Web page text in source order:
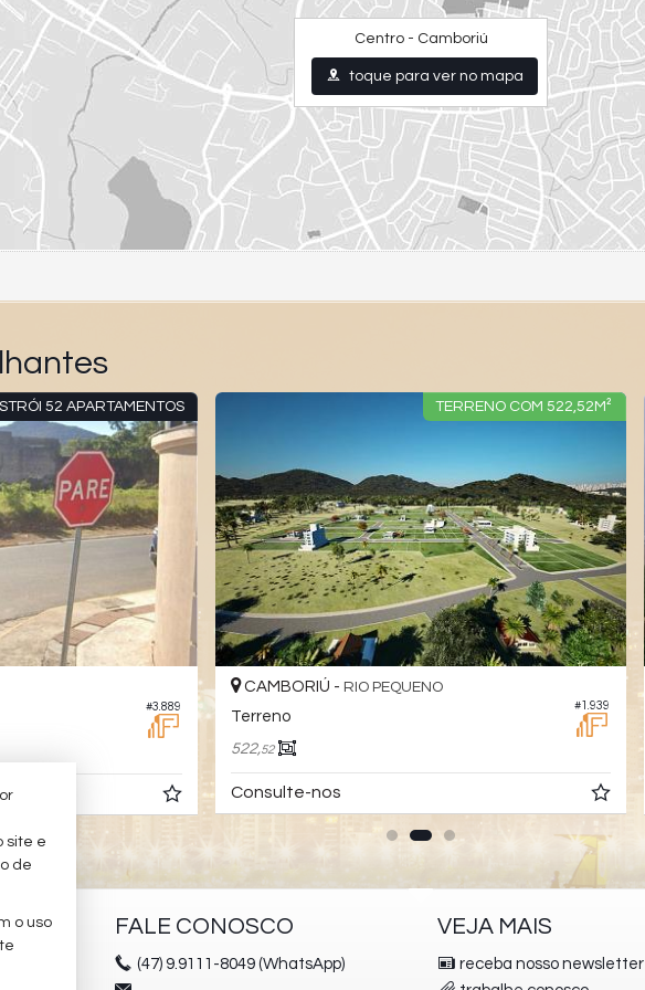
Centro - Camboriú
toque para ver no mapa
52 APARTAMENTOS
#3.889
TERRENO COM 522,52M²
#1.939
CAMBORIÚ - RIO PEQUENO
Terreno
522,52
Consulte-nos
FALE CONOSCO
(47)9.9111-8049 (WhatsApp)
VEJA MAIS
receba nosso newsletter
site e
de
o uso